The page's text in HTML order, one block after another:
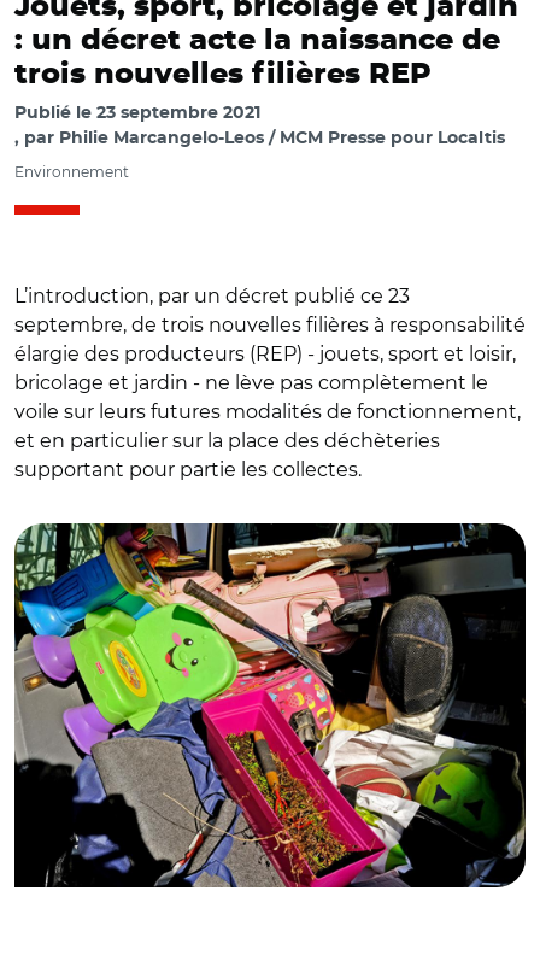
Jouets, sport, bricolage et jardin
: un décret acte la naissance de
trois nouvelles filières REP
Publié le 23 septembre 2021
par Philie Marcangelo-Leos / MCM Presse pour Localtis
Environnement
L’introduction, par un décret publié ce 23
septembre, de trois nouvelles filières à responsabilité
élargie des producteurs (REP) - jouets, sport et loisir,
bricolage et jardin - ne lève pas complètement le
voile sur leurs futures modalités de fonctionnement,
et en particulier sur la place des déchèteries
supportant pour partie les collectes.